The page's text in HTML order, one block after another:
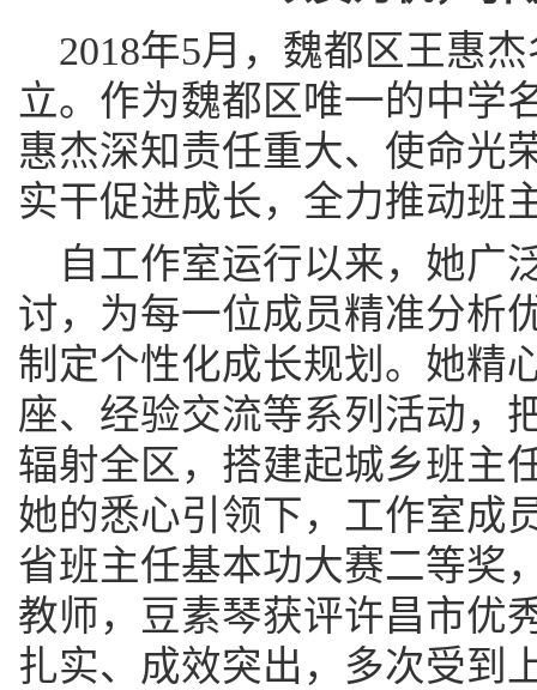
2018年5月，魏都区王惠
立。作为魏都区唯一的中学
惠杰深知责任重大、使命光
实干促进成长，全力推动班
自工作室运行以来，她广
讨，为每一位成员精准分析
制定个性化成长规划。她精
座、经验交流等系列活动，
辐射全区，搭建起城乡班主
她的悉心引领下，工作室成
省班主任基本功大赛二等奖
教师，豆素琴获评许昌市
扎实、成效突出，多次受到